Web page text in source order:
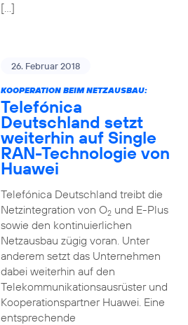
[…]
26. Februar 2018
KOOPERATION BEIM NETZAUSBAU:
Telefónica
Deutschland setzt
weiterhin auf Single
RAN-Technologie von
Huawei
Telefónica Deutschland treibt die
Netzintegration von O2und E-Plus
sowie den kontinuierlichen
Netzausbau zügig voran. Unter
anderem setzt das Unternehmen
dabei weiterhin auf den
Telekommunikationsausrüster und
Kooperationspartner Huawei. Eine
entsprechende